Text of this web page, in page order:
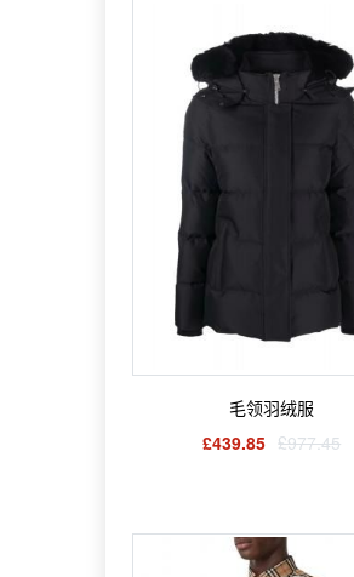
毛领羽绒服
£439.85 £977.45